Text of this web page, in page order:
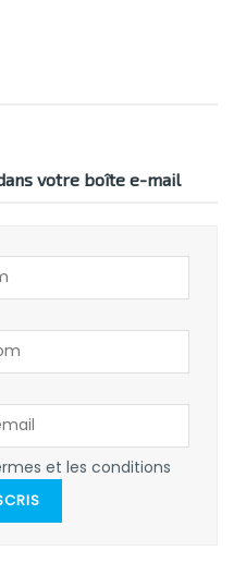
votre boîte e-mail
et les conditions